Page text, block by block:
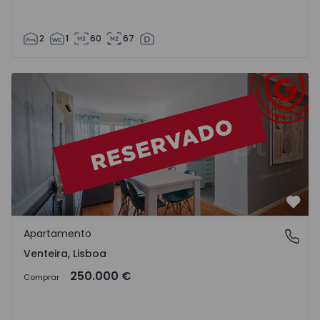
2 1 60 67
Apartamento T1 Amadora, Venteira - 1539995 - 6
Venteira, Lisboa
Apartamento
Venteira, Lisboa
Comprar 250.000 €